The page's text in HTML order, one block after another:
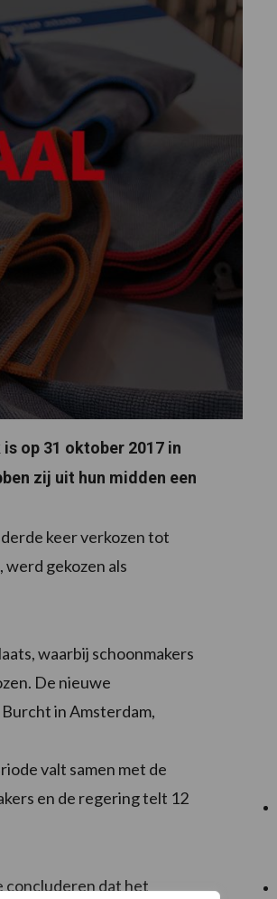
op 31 oktober 2017 in
zij uit hun midden een
keer verkozen tot
werd gekozen als
waarbij schoonmakers
De nieuwe
in Amsterdam,
valt samen met de
en de regering telt 12
concluderen dat het